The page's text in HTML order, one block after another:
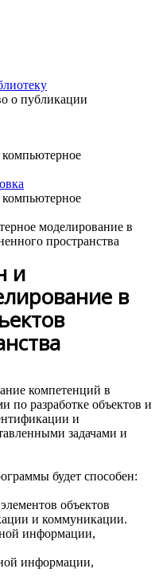
о публикации
моделирование в
пространства
и
в
компетенций в
по разработке объектов и
и
задачами и
будет способен:
объектов
и коммуникации.
информации,
информации,